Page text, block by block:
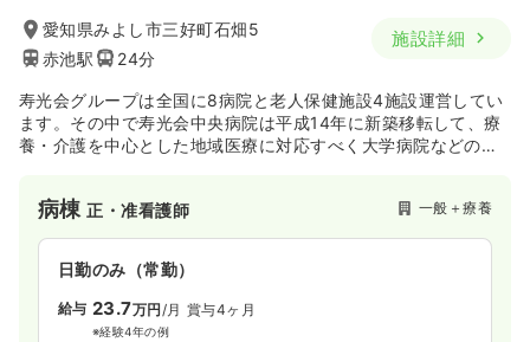
愛知県みよし市三好町石畑5
赤池駅
24分
施設詳細
寿光会グループは全国に8病院と老人保健施設4施設運営してい
ます。その中で寿光会中央病院は平成14年に新築移転して、療
養・介護を中心とした地域医療に対応すべく大学病院などの救
病棟正・准看護師 一般＋療養
日勤のみ（常勤）
給与 23.7万円 /月 賞与4ヶ月
※経験4年の例